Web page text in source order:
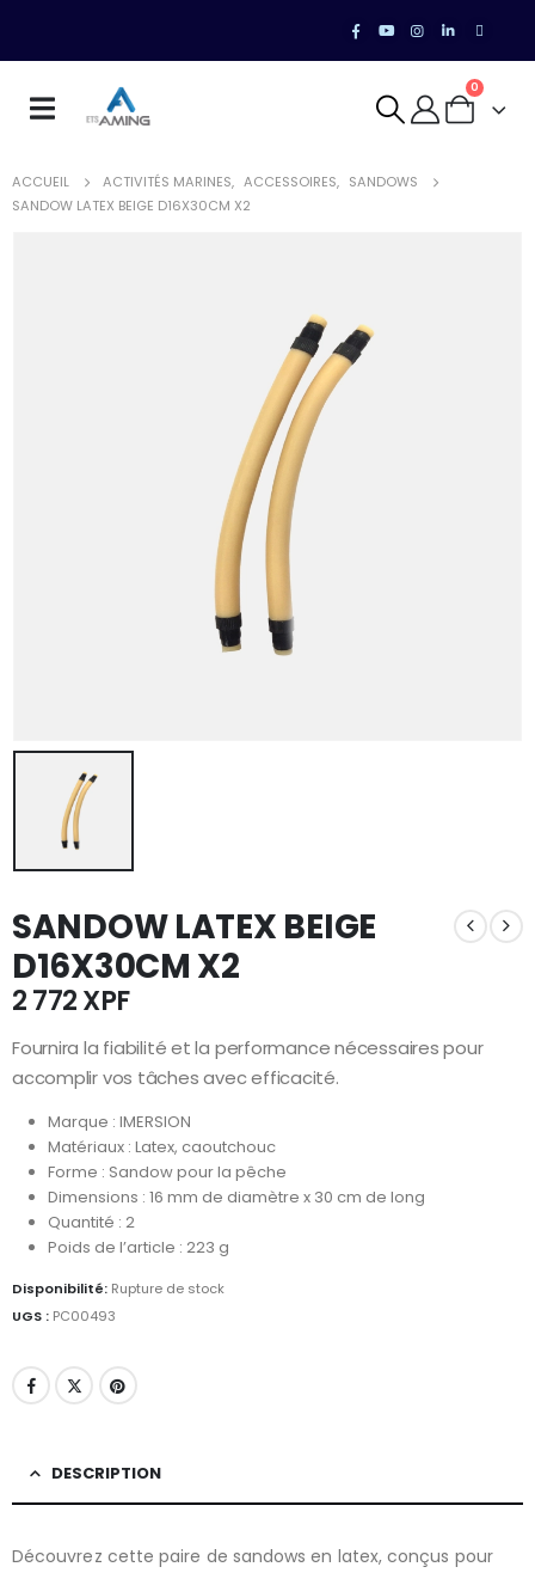
0
ACCUEIL ACTIVITÉS MARINES, ACCESSOIRES, SANDOWS
SANDOW LATEX BEIGE D16X30CM X2
SANDOW LATEX BEIGE
D16X30CM X2
2 772XPF
Fournira la fiabilité et la performance nécessaires pour
accomplir vos tâches avec efficacité.
Marque : IMERSION
Matériaux : Latex, caoutchouc
Forme : Sandow pour la pêche
Dimensions : 16 mm de diamètre x 30 cm de long
Quantité : 2
Poids de l’article : 223 g
Disponibilité: Rupture de stock
UGS : PC00493
DESCRIPTION
Découvrez cette paire de sandows en latex, conçus pour